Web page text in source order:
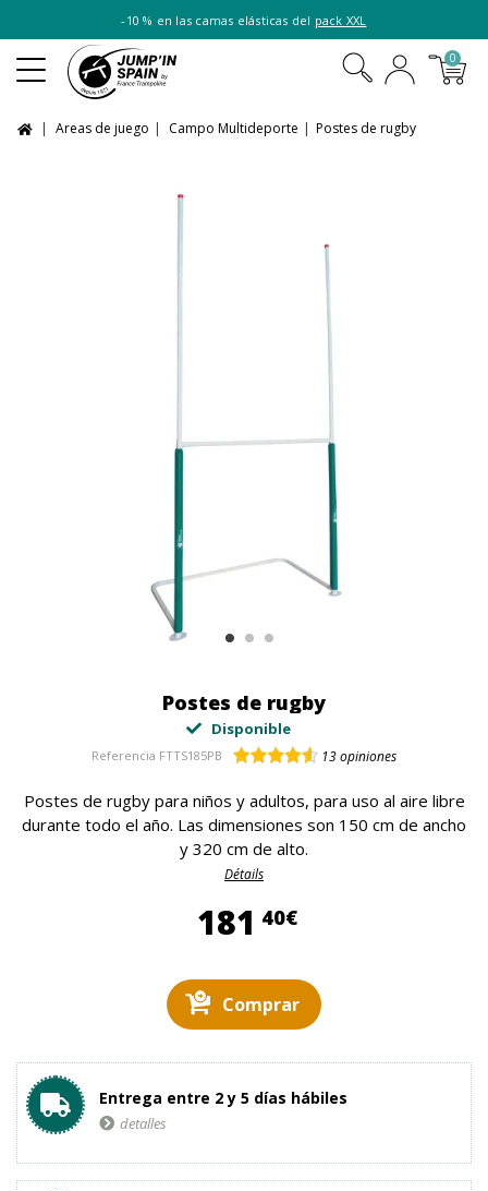
-10 % en las camas elásticas del pack XXL
0
Areas de juego Campo Multideporte Postes de rugby
Postes de rugby
Disponible
Referencia FTTS185PB 13opiniones
Postes de rugby para niños y adultos, para uso al aire libre
durante todo el año. Las dimensiones son 150 cm de ancho
y 320 cm de alto.
Détails
181 40€181,40 €
Comprar
Entrega entre 2 y 5 días hábiles
detalles